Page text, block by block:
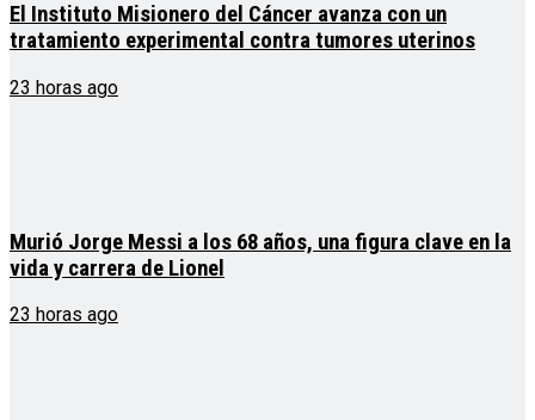
El Instituto Misionero del Cáncer avanza con un
tratamiento experimental contra tumores uterinos
23 horas ago
Murió Jorge Messi a los 68 años, una figura clave en la
vida y carrera de Lionel
23 horas ago